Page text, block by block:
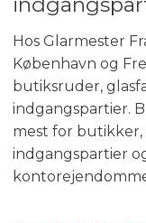
Hos Glarmester
København og
butiksruder,
indgangspartier.
mest for butikker,
indgangspartier